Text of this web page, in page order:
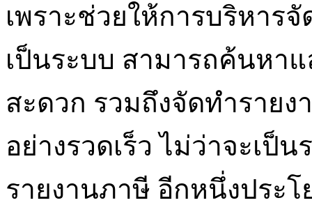
เพราะช่วยให้การบริหาร
เป็นระบบ สามารถค้นหา
สะดวก รวมถึงจัดทำราย
อย่างรวดเร็ว ไม่ว่าจะเป็
รายงานภาษี อีกหนึ่งประ